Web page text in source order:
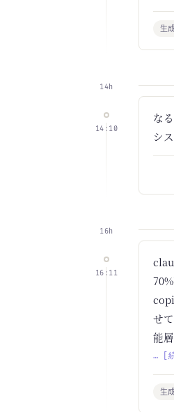
生
14h
14:10
な
シ
16h
16:11
せ
能
… [
生